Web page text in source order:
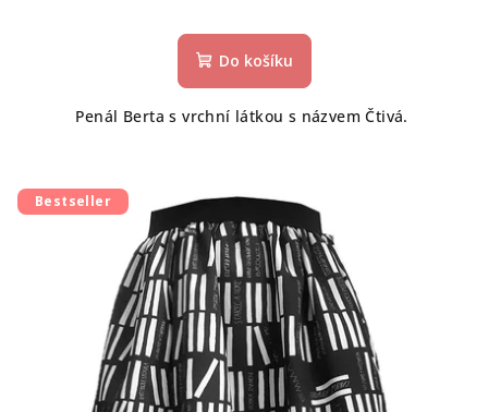
Do košíku
Penál Berta s vrchní látkou s názvem Čtivá.
Bestseller